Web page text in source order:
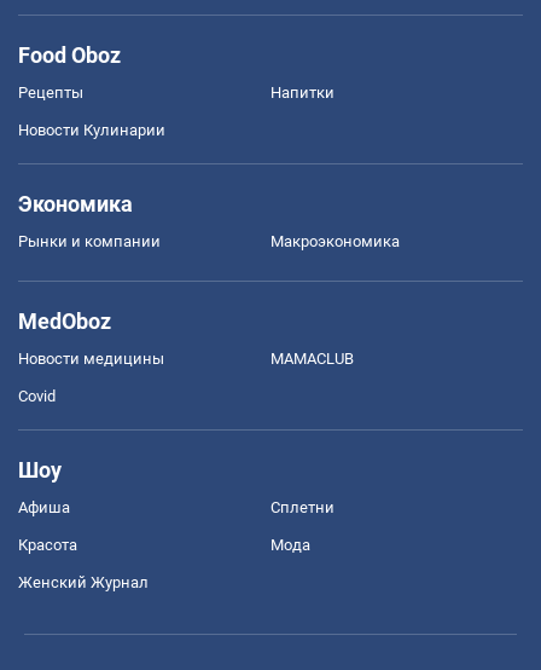
Food Oboz
Рецепты Напитки
Новости Кулинарии
Экономика
Рынки и компании Mакроэкономика
MedOboz
Новости медицины MAMACLUB
Covid
Шоу
Афиша Сплетни
Красота Мода
Женский Журнал